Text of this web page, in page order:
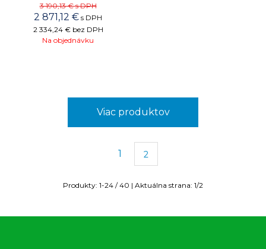
3 190,13 €s DPH
2 871,12 € s DPH
2 334,24 € bez DPH
Na objednávku
Viac produktov
1 2
Produkty: 1-24 /40 | Aktuálna strana: 1/2